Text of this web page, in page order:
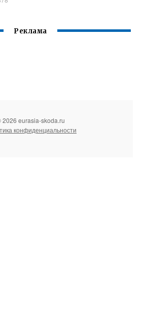
Реклама
2026 eurasia-skoda.ru
конфиденциальности